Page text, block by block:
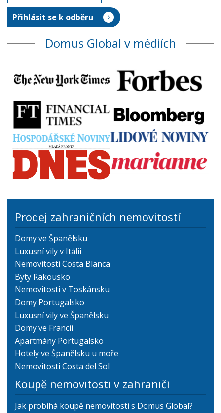
Domus Global v médiích
Prodej zahraničních nemovitostí
Domy ve Španělsku
Luxusní vily v Itálii
Nemovitosti Costa Blanca
Byty Rakousko
Nemovitosti v Toskánsku
Domy Portugalsko
Luxusní vily ve Španělsku
Domy ve Francii
Apartmány Portugalsko
Hotely ve Španělsku u moře
Nemovitosti Costa del Sol
Koupě nemovitosti v zahraničí
Jak probíhá koupě nemovitosti s Domus Global?